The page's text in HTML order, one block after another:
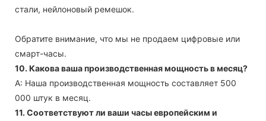
стали, нейлоновый ремешок.
Обратите внимание, что мы не продаем цифровые или
смарт-часы.
10. Какова ваша производственная мощность в месяц?
А: Наша производственная мощность составляет 500
000 штук в месяц.
11. Соответствуют ли ваши часы европейским и